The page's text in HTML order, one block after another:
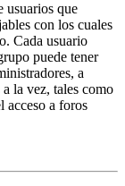
usuarios que
con los cuales
Cada usuario
puede tener
a
la vez, tales como
acceso a foros